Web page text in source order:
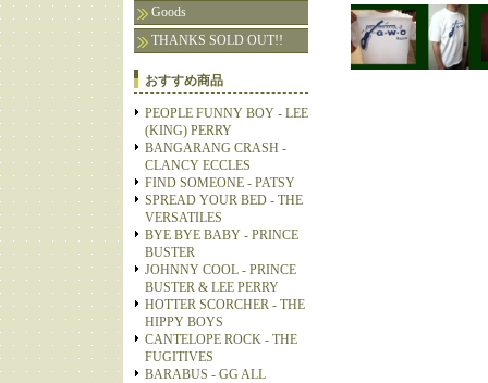
Goods
THANKS SOLD OUT!!
おすすめ商品
PEOPLE FUNNY BOY - LEE
(KING) PERRY
BANGARANG CRASH -
CLANCY ECCLES
FIND SOMEONE - PATSY
SPREAD YOUR BED - THE
VERSATILES
BYE BYE BABY - PRINCE
BUSTER
JOHNNY COOL - PRINCE
BUSTER & LEE PERRY
HOTTER SCORCHER - THE
HIPPY BOYS
CANTELOPE ROCK - THE
FUGITIVES
BARABUS - GG ALL